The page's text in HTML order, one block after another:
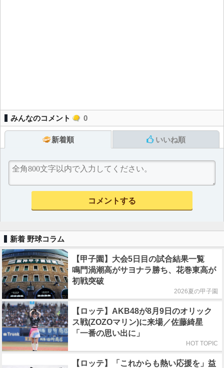
みんなのコメント 0
新着順 いいね順
新着 野球コラム
【甲子園】大会5日目の試合結果一覧
鳴門渦潮高がサヨナラ勝ち、花巻東高が
初戦突破
2026夏の甲子園
【ロッテ】AKB48が8月9日のオリック
ス戦(ZOZOマリン)に来場／佐藤綺星
「一番の思い出に」
HOT TOPIC
【ロッテ】「これからも熱い応援を」益